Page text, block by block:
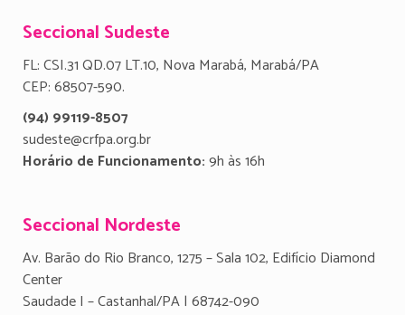
Seccional Sudeste
FL: CSI.31 QD.07 LT.10, Nova Marabá, Marabá/PA
CEP: 68507-590.
(94) 99119-8507
sudeste@crfpa.org.br
Horário de Funcionamento:9h às 16h
Seccional Nordeste
Av. Barão do Rio Branco, 1275 – Sala 102, Edifício Diamond
Center
Saudade I – Castanhal/PA | 68742-090